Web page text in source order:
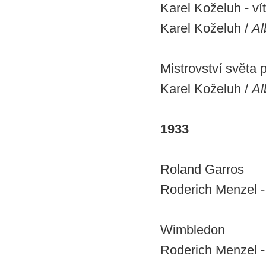
Karel Koželuh -
Karel Koželuh /
Mistrovství světa
Karel Koželuh /
1933
Roland Garros
Roderich Menzel
Wimbledon
Roderich Menzel